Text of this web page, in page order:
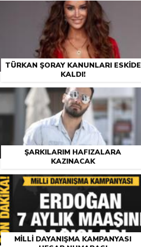
TÜRKAN ŞORAY KANUNLARI ESKIDE
KALDI!
ŞARKILARIM HAFIZALARA
KAZINACAK
MILLI DAYANIŞMA KAMPANYASI